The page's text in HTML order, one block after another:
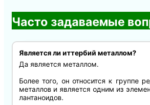
Часто задаваемые
Является ли иттербий металлом?
Да является металлом.
Более того, он относится к группе
металлов и является одним из
лантаноидов.